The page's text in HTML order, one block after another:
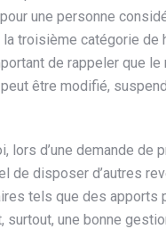
une personne
la troisième catégorie de
de rappeler que le
être modifié,
lors d’une demande de
de disposer d’autres
tels que des apports
surtout, une bonne